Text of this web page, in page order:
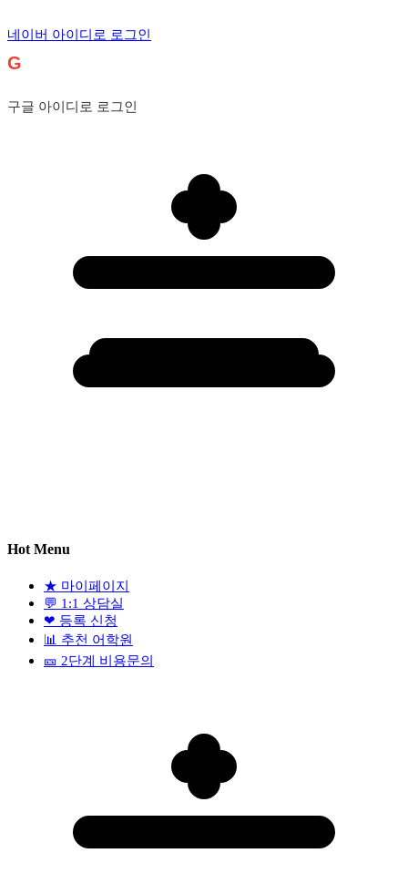
네이버 아이디로 로그인
G
구글 아이디로 로그인
Hot Menu
★ 마이페이지
💬 1:1 상담실
❤ 등록 신청
📊 추천 어학원
🎫 2단계 비용문의